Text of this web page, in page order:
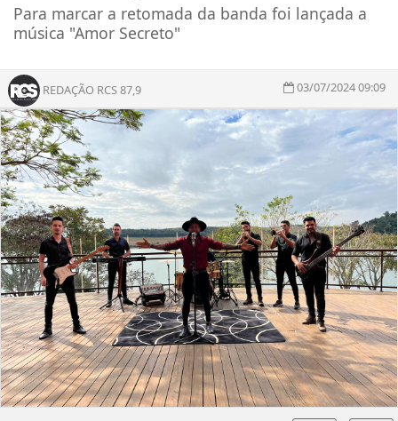
Para marcar a retomada da banda foi lançada a
música "Amor Secreto"
REDAÇÃO RCS 87,9 03/07/2024 09:09